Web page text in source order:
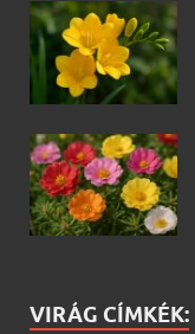
VIRÁG CÍMKÉK: